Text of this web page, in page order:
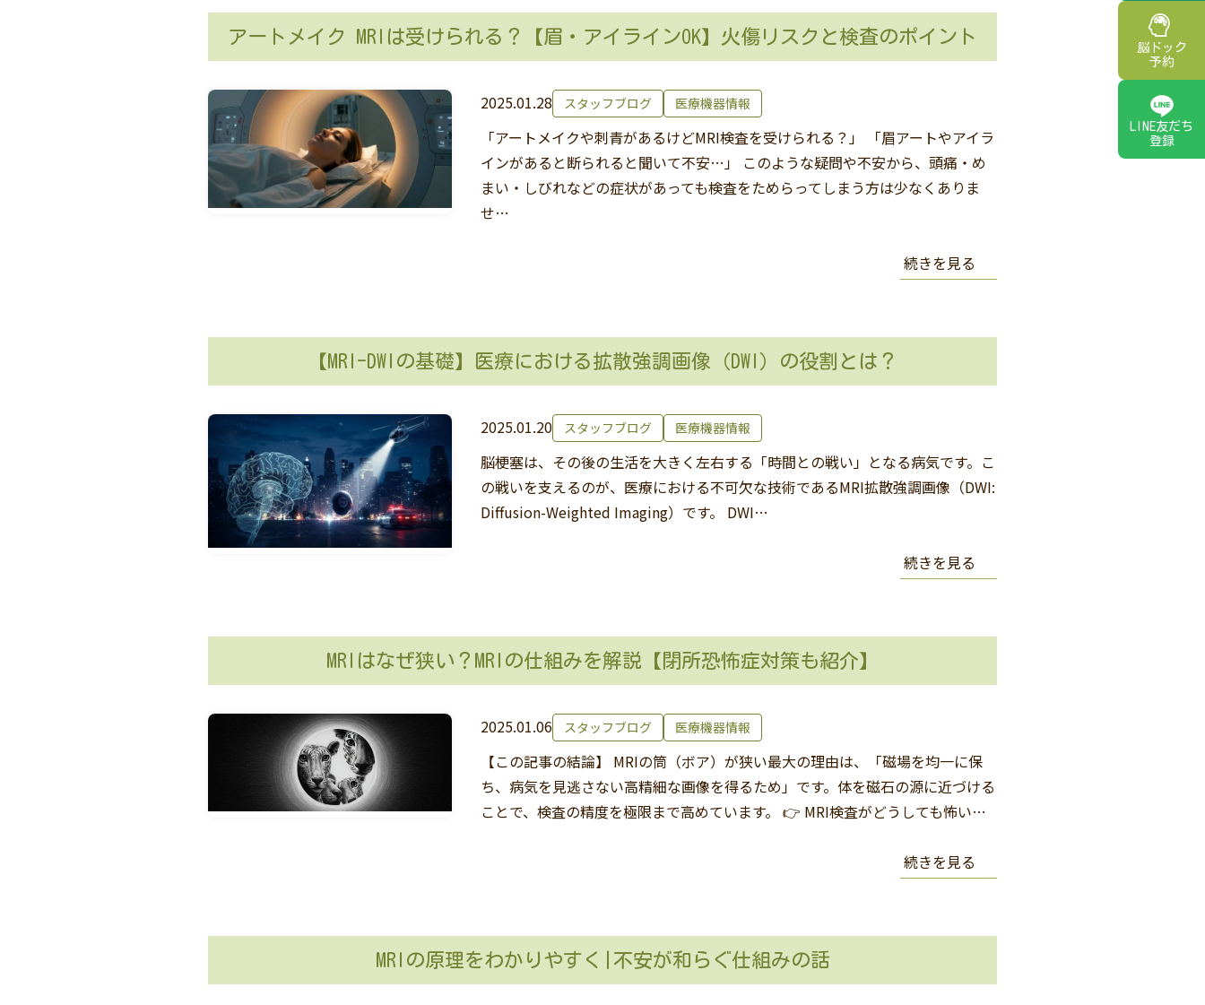
脳ドック
予約
LINE友だち
登録
アートメイク MRIは受けられる？【眉・アイラインOK】火傷リスクと検査のポイント
2025.01.28 スタッフブログ 医療機器情報
「アートメイクや刺青があるけどMRI検査を受けられる？」 「眉アートやアイラ
インがあると断られると聞いて不安…」 このような疑問や不安から、頭痛・め
まい・しびれなどの症状があっても検査をためらってしまう方は少なくありま
せ…
続きを見る
【MRI-DWIの基礎】医療における拡散強調画像（DWI）の役割とは？
2025.01.20 スタッフブログ 医療機器情報
脳梗塞は、その後の生活を大きく左右する「時間との戦い」となる病気です。こ
の戦いを支えるのが、医療における不可欠な技術であるMRI拡散強調画像（DWI:
Diffusion-Weighted Imaging）です。 DWI…
続きを見る
MRIはなぜ狭い？MRIの仕組みを解説【閉所恐怖症対策も紹介】
2025.01.06 スタッフブログ 医療機器情報
【この記事の結論】 MRIの筒（ボア）が狭い最大の理由は、「磁場を均一に保
ち、病気を見逃さない高精細な画像を得るため」です。体を磁石の源に近づける
ことで、検査の精度を極限まで高めています。 👉 MRI検査がどうしても怖い…
続きを見る
MRIの原理をわかりやすく|不安が和らぐ仕組みの話